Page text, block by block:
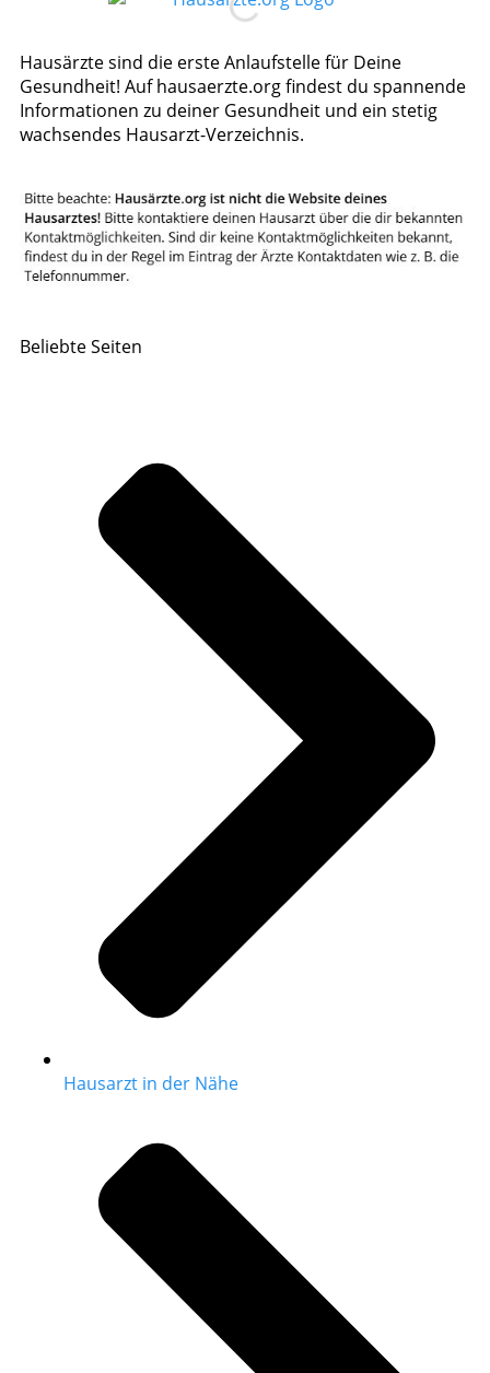
Hausärzte sind die erste Anlaufstelle für Deine
Gesundheit! Auf hausaerzte.org findest du spannende
Informationen zu deiner Gesundheit und ein stetig
wachsendes Hausarzt-Verzeichnis.
Beliebte Seiten
Hausarzt in der Nähe